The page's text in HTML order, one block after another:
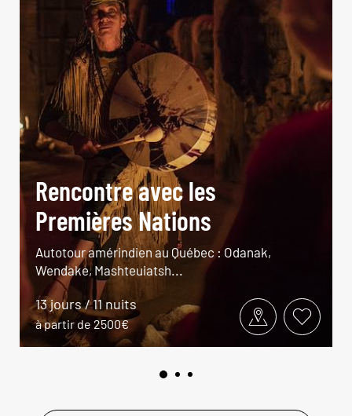
Rencontre avec les
Premières Nations
Autotour amérindien au Québec : Odanak,
Wendake, Mashteuiatsh...
13 jours / 11 nuits
à partir de 2500€